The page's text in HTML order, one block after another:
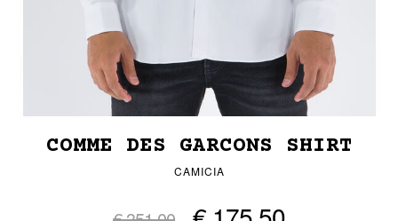
COMME DES GARCONS SHIRT
CAMICIA